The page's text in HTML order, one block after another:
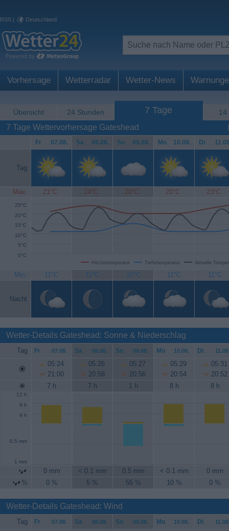
RSS | Deutschland
Vorhersage Wetterradar Wetter-News
Übersicht 24 Stunden 7 Tage 14
7 Tage Wettervorhersage Gateshead
Fr. 07.08. Sa. 08.08. So. 09.08. Mo. 10.08. Di.
Tag
Max. 21°C 24°C 20°C 20°C 23°C
Höchsttemperatur Tiefsttemperatur Aktuelle
0°C
5°C
10°C
15°C
20°C
25°C
Min. 11°C 11°C 15°C 11°C 11°C
Nacht
Wetter-Details Gateshead: Sonne & Niederschlag
Tag Fr. 07.08. Sa. 08.08. So. 09.08. Mo. 10.08. Di.
05:24
21:00
05:26
20:58
05:27
20:56
05:29
20:54
05:31
20:52
7 h
7 h 1 h 8 h 8 h
4 h
8 h
12 h
0.5 mm
1 mm
0 mm < 0.1 mm 0.5 mm < 0.1 mm
0 mm
%
0 % 5 % 55 % 10 % 0 %
Wetter-Details Gateshead: Wind
Tag Fr. 07.08. Sa. 08.08. So. 09.08. Mo. 10.08. Di.